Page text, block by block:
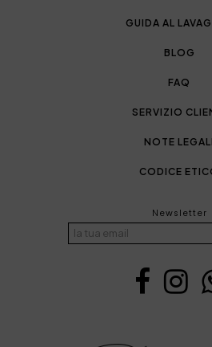
GUIDA AL
BLOG
FAQ
SERVIZIO
NOTE LEGALI
CODICE
Newsletter